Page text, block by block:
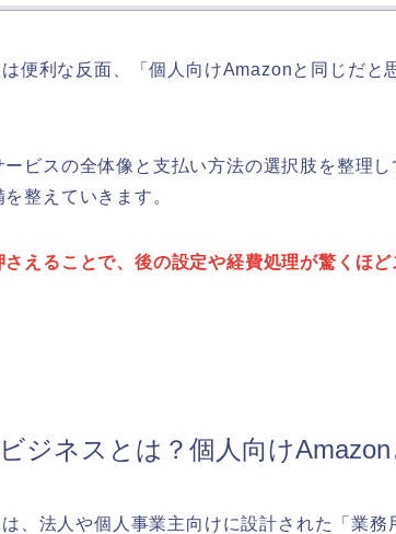
便利な反面、「個人向けAmazonと同じだと
ービスの全体像と支払い方法の選択肢を整理
整えていきます。
えることで、後の設定や経費処理が驚くほど
ジネスとは？個人向け
、法人や個人事業主向けに設計された「業務